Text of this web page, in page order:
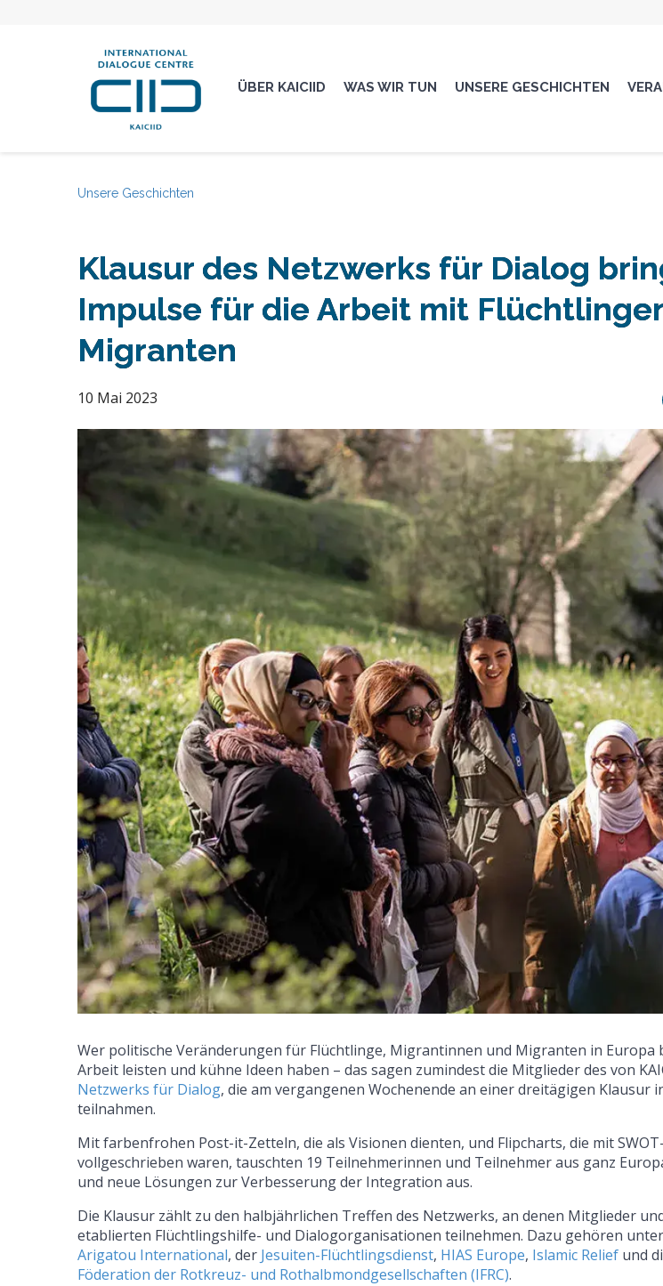
ÜBER KAICIID WAS WIR TUN UNSERE GESCHICHTEN
Unsere Geschichten
Klausur des Netzwerks für Dialog
Impulse für die Arbeit mit
Migranten
10 Mai 2023
Wer politische Veränderungen für Flüchtlinge, Migrantinnen und Migranten in Europa
Arbeit leisten und kühne Ideen haben – das sagen zumindest die Mitglieder des von
Netzwerks für Dialog, die am vergangenen Wochenende an einer dreitägigen Klausur
teilnahmen.
Mit farbenfrohen Post-it-Zetteln, die als Visionen dienten, und Flipcharts, die mit
vollgeschrieben waren, tauschten 19 Teilnehmerinnen und Teilnehmer aus ganz
und neue Lösungen zur Verbesserung der Integration aus.
Die Klausur zählt zu den halbjährlichen Treffen des Netzwerks, an denen Mitglieder
etablierten Flüchtlingshilfe- und Dialogorganisationen teilnehmen. Dazu gehören
Arigatou International, der Jesuiten-Flüchtlingsdienst, HIAS Europe, Islamic Relief und
Föderation der Rotkreuz- und Rothalbmondgesellschaften (IFRC).